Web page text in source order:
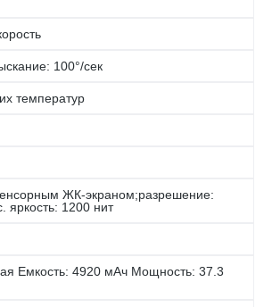
100°/сек
температур
ЖК-экраном;разрешение:
яркость: 1200 нит
Емкость: 4920 мАч Мощность: 37.3